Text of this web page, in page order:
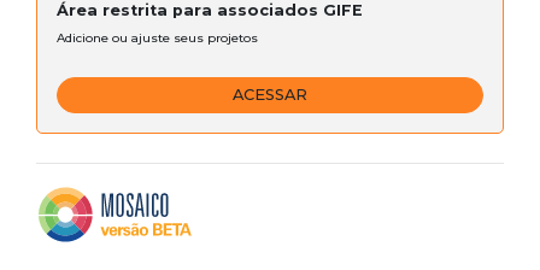
Área restrita para associados GIFE
Adicione ou ajuste seus projetos
ACESSAR